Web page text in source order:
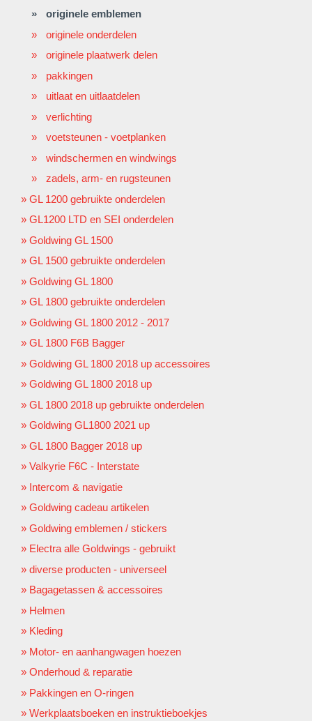
originele emblemen
originele onderdelen
originele plaatwerk delen
pakkingen
uitlaat en uitlaatdelen
verlichting
voetsteunen - voetplanken
windschermen en windwings
zadels, arm- en rugsteunen
GL 1200 gebruikte onderdelen
GL1200 LTD en SEI onderdelen
Goldwing GL 1500
GL 1500 gebruikte onderdelen
Goldwing GL 1800
GL 1800 gebruikte onderdelen
Goldwing GL 1800 2012 - 2017
GL 1800 F6B Bagger
Goldwing GL 1800 2018 up accessoires
Goldwing GL 1800 2018 up
GL 1800 2018 up gebruikte onderdelen
Goldwing GL1800 2021 up
GL 1800 Bagger 2018 up
Valkyrie F6C - Interstate
Intercom & navigatie
Goldwing cadeau artikelen
Goldwing emblemen / stickers
Electra alle Goldwings - gebruikt
diverse producten - universeel
Bagagetassen & accessoires
Helmen
Kleding
Motor- en aanhangwagen hoezen
Onderhoud & reparatie
Pakkingen en O-ringen
Werkplaatsboeken en instruktieboekjes